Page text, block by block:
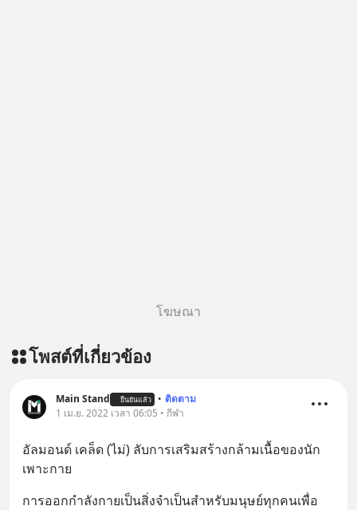
โฆษณา
โพสต์ที่เกี่ยวข้อง
Main Stand ยืนยันแล้ว • ติดตาม
1 เม.ย. 2022 เวลา 06:05 • กีฬา
อัลมอนด์ เคล็ด (ไม่) ลับการเสริมสร้างกล้ามเนื้อของนัก
เพาะกาย
การออกกำลังกายเป็นสิ่งจำเป็นสำหรับมนุษย์ทุกคนเพื่อ